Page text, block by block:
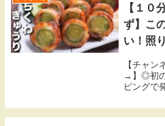
【１０
ず】こ
い！照
【チャン
→】◎初の
ピングで
うちで！
▼【６月
けよう！